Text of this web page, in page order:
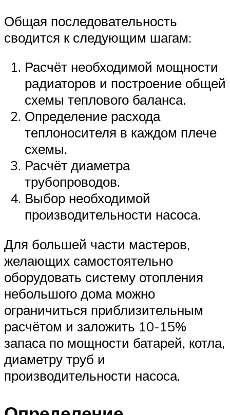
Общая последовательность
сводится к следующим шагам:
Расчёт необходимой мощности
радиаторов и построение общей
схемы теплового баланса.
Определение расхода
теплоносителя в каждом плече
схемы.
Расчёт диаметра
трубопроводов.
Выбор необходимой
производительности насоса.
Для большей части мастеров,
желающих самостоятельно
оборудовать систему отопления
небольшого дома можно
ограничиться приблизительным
расчётом и заложить 10-15%
запаса по мощности батарей, котла,
диаметру труб и
производительности насоса.